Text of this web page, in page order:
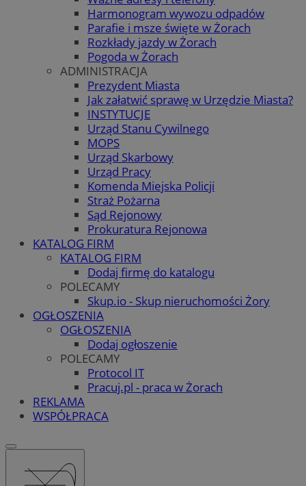
Harmonogram wywozu odpadów
Parafie i msze święte w Żorach
Rozkłady jazdy w Żorach
Pogoda w Żorach
ADMINISTRACJA
Prezydent Miasta
Jak załatwić sprawę w Urzędzie Miasta?
INSTYTUCJE
Urząd Stanu Cywilnego
MOPS
Urząd Skarbowy
Urząd Pracy
Komenda Miejska Policji
Straż Pożarna
Sąd Rejonowy
Prokuratura Rejonowa
KATALOG FIRM
KATALOG FIRM
Dodaj firmę do katalogu
POLECAMY
Skup.io - Skup nieruchomości Żory
OGŁOSZENIA
OGŁOSZENIA
Dodaj ogłoszenie
POLECAMY
Protocol IT
Pracuj.pl - praca w Żorach
REKLAMA
WSPÓŁPRACA